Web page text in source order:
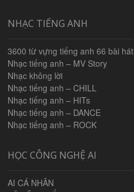
NHẠC TIẾNG ANH
3600 từ vựng tiếng anh 66 bài hát
Nhạc tiếng anh – MV Story
Nhạc không lời
Nhạc tiếng anh – CHILL
Nhạc tiếng anh – HITs
Nhạc tiếng anh – DANCE
Nhạc tiếng anh – ROCK
HỌC CÔNG NGHỆ AI
AI CÁ NHÂN